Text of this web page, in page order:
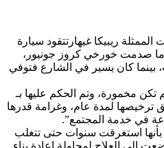
حزيران عام 2001، كانت الممثلة ريبيكا غيهارتتقود سيارة
صدمت خورخي كروز جونيور،
من العمر 9 سنوات، بينما كان يسير في الشارع فتوفي
تكن مخمورة، وتم الحكم عليها بـ
ترخيصها لمدة عام، وغرامة قدرها
عام 2005 ، كشفت بأنها استغرقت سنوات حتى تتغلب